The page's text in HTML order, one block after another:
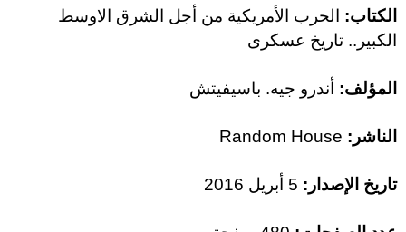
الكتاب:
الحرب الأمريكية من أجل الشرق الاوسط
الكبير.. تاريخ عسكرى
المؤلف: أندرو جيه. باسيفيتش
الناشر: Random House
تاريخ الإصدار: 5 أبريل 2016